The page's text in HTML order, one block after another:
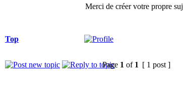
Merci de créer votre propre
Top
Page 1 of 1 [ 1 post ]